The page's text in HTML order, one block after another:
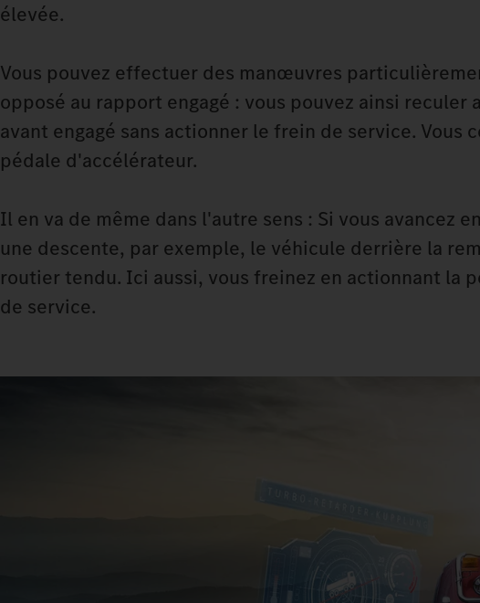
élevée.
Vous pouvez effectuer des manœuvres
opposé au rapport engagé : vous pouvez ainsi
avant engagé sans actionner le frein de service.
pédale d'accélérateur.
Il en va de même dans l'autre sens : Si vous avancez
une descente, par exemple, le véhicule derrière la
routier tendu. Ici aussi, vous freinez en actionnant la
de service.